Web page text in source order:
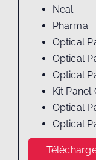
Neal
Pharma
Optical
Optical
Optical
Kit Panel
Optical
Optical